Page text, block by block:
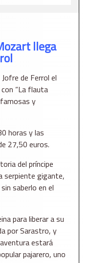
llega
de Ferrol el
“La flauta
y
horas y las
27,50 euros.
del príncipe
serpiente gigante,
saberlo en el
para liberar a su
por Sarastro, y
estará
pajarero, uno